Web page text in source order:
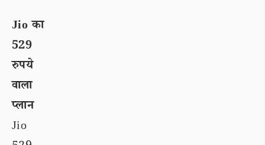
Jio का
529
रुपये
वाला
प्लान
Jio